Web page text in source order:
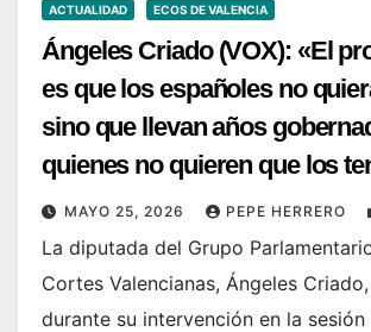
ACTUALIDAD ECOS DE VALENCIA
Ángeles Criado (VOX): «El
es que los españoles no
sino que llevan años
quienes no quieren que los
MAYO 25, 2026 PEPE HERRERO
La diputada del Grupo
Cortes Valencianas, Ángeles
durante su intervención en la